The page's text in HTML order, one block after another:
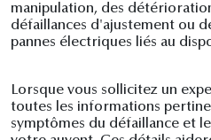
manipulation, des
défaillances d'ajustement ou
pannes électriques liés au
Lorsque vous sollicitez un
toutes les informations
symptômes du défaillance et